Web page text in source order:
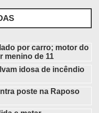
por carro; motor do
menino de 11
idosa de incêndio
poste na Raposo